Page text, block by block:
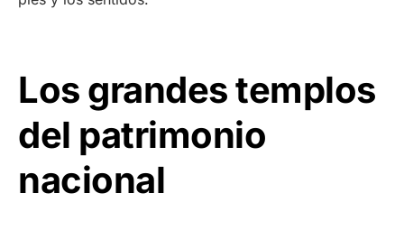
Los grandes templos
del patrimonio
nacional